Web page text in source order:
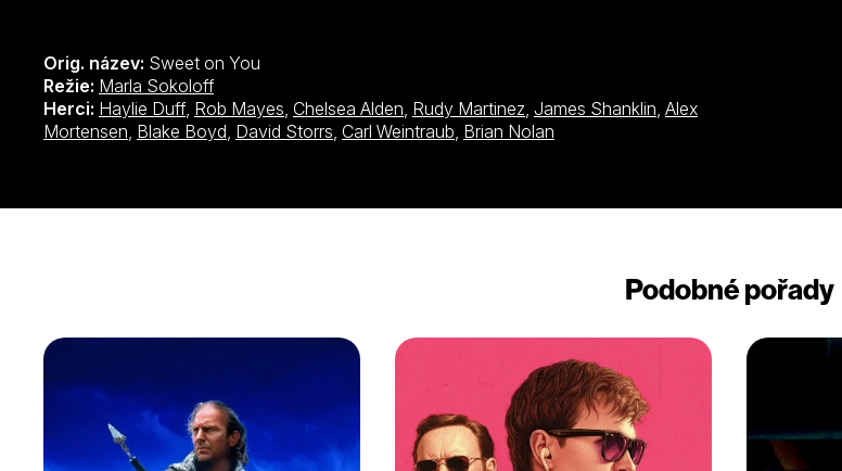
Orig. název: Sweet on You
Režie: Marla Sokoloff
Herci: Haylie Duff, Rob Mayes Chelsea Alden Rudy Martinez James Shanklin Alex
Mortensen Blake Boyd David Storrs Carl Weintraub Brian Nolan
Podobné pořady